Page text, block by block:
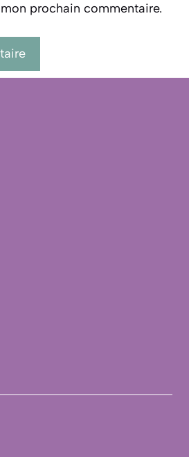
prochain commentaire.